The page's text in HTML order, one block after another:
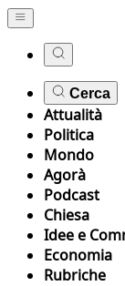
Cerca
Attualità
Politica
Mondo
Agorà
Podcast
Chiesa
Idee e
Economia
Rubriche